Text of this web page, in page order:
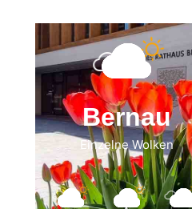
Bernau
Einzelne Wolken